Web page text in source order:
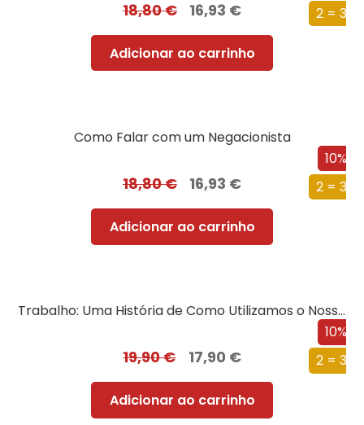
2 = 3
18,80€ 16,93 €
Adicionar ao carrinho
10%
2 = 3
Como Falar com um Negacionista
18,80€ 16,93 €
Adicionar ao carrinho
10%
2 = 3
Trabalho: Uma História de Como Utilizamos o Nosso Tempo
19,90€ 17,90 €
Adicionar ao carrinho